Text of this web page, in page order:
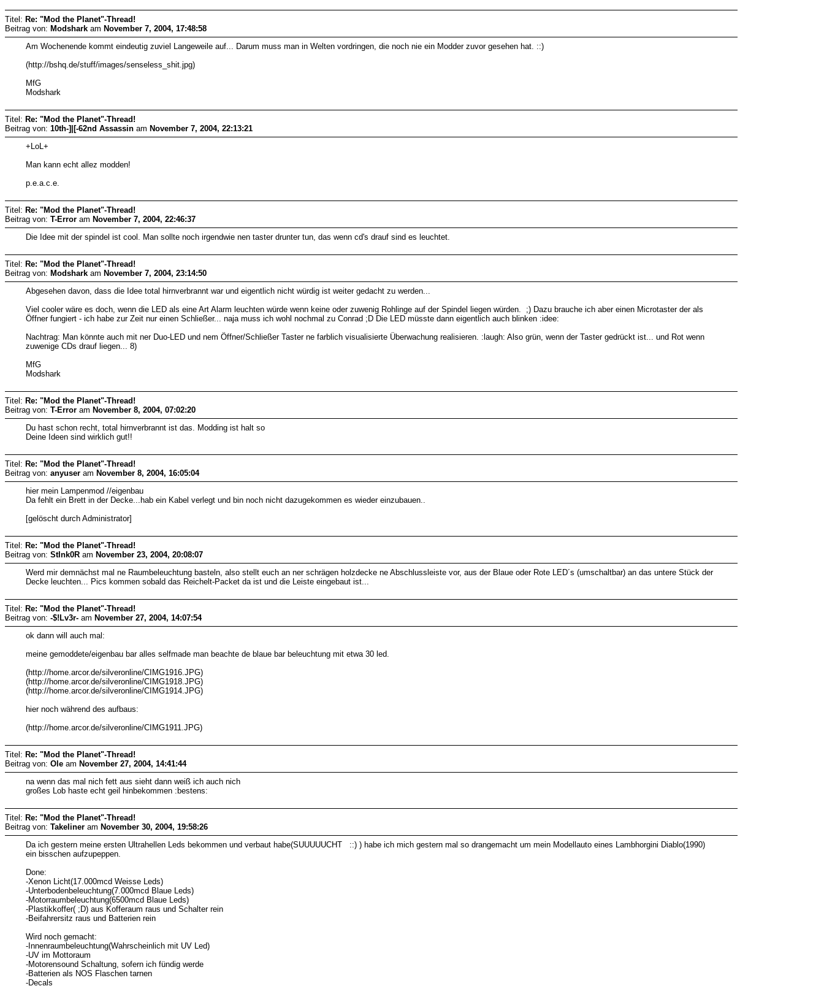
Titel: Re: "Mod the Planet"-Thread!
Beitrag von: Modshark am November 7, 2004, 17:48:58
Am Wochenende kommt eindeutig zuviel Langeweile auf... Darum muss man in Welten vordringen, die noch nie ein Modder zuvor gesehen hat. ::)
(http://bshq.de/stuff/images/senseless_shit.jpg)
MfG
Modshark
Titel: Re: "Mod the Planet"-Thread!
Beitrag von: 10th-]|[-62nd Assassin am November 7, 2004, 22:13:21
+LoL+
Man kann echt allez modden!
p.e.a.c.e.
Titel: Re: "Mod the Planet"-Thread!
Beitrag von: T-Error am November 7, 2004, 22:46:37
Die Idee mit der spindel ist cool. Man sollte noch irgendwie nen taster drunter tun, das wenn cd's drauf sind es leuchtet.
Titel: Re: "Mod the Planet"-Thread!
Beitrag von: Modshark am November 7, 2004, 23:14:50
Abgesehen davon, dass die Idee total hirnverbrannt war und eigentlich nicht würdig ist weiter gedacht zu werden...
Viel cooler wäre es doch, wenn die LED als eine Art Alarm leuchten würde wenn keine oder zuwenig Rohlinge auf der Spindel liegen würden. ;) Dazu brauche ich aber einen Microtaster der als
Öffner fungiert - ich habe zur Zeit nur einen Schließer... naja muss ich wohl nochmal zu Conrad ;D Die LED müsste dann eigentlich auch blinken :idee:
Nachtrag: Man könnte auch mit ner Duo-LED und nem Öffner/Schließer Taster ne farblich visualisierte Überwachung realisieren. :laugh: Also grün, wenn der Taster gedrückt ist... und Rot wenn
zuwenige CDs drauf liegen... 8)
MfG
Modshark
Titel: Re: "Mod the Planet"-Thread!
Beitrag von: T-Error am November 8, 2004, 07:02:20
Du hast schon recht, total hirnverbrannt ist das. Modding ist halt so
Deine Ideen sind wirklich gut!!
Titel: Re: "Mod the Planet"-Thread!
Beitrag von: anyuser am November 8, 2004, 16:05:04
hier mein Lampenmod //eigenbau
Da fehlt ein Brett in der Decke...hab ein Kabel verlegt und bin noch nicht dazugekommen es wieder einzubauen..
[gelöscht durch Administrator]
Titel: Re: "Mod the Planet"-Thread!
Beitrag von: StInk0R am November 23, 2004, 20:08:07
Werd mir demnächst mal ne Raumbeleuchtung basteln, also stellt euch an ner schrägen holzdecke ne Abschlussleiste vor, aus der Blaue oder Rote LED´s (umschaltbar) an das untere Stück der
Decke leuchten... Pics kommen sobald das Reichelt-Packet da ist und die Leiste eingebaut ist...
Titel: Re: "Mod the Planet"-Thread!
Beitrag von: -$!Lv3r- am November 27, 2004, 14:07:54
ok dann will auch mal:
meine gemoddete/eigenbau bar alles selfmade man beachte de blaue bar beleuchtung mit etwa 30 led.
(http://home.arcor.de/silveronline/CIMG1916.JPG)
(http://home.arcor.de/silveronline/CIMG1918.JPG)
(http://home.arcor.de/silveronline/CIMG1914.JPG)
hier noch während des aufbaus:
(http://home.arcor.de/silveronline/CIMG1911.JPG)
Titel: Re: "Mod the Planet"-Thread!
Beitrag von: Ole am November 27, 2004, 14:41:44
na wenn das mal nich fett aus sieht dann weiß ich auch nich
großes Lob haste echt geil hinbekommen :bestens:
Titel: Re: "Mod the Planet"-Thread!
Beitrag von: Takeliner am November 30, 2004, 19:58:26
Da ich gestern meine ersten Ultrahellen Leds bekommen und verbaut habe(SUUUUUCHT ::) ) habe ich mich gestern mal so drangemacht um mein Modellauto eines Lambhorgini Diablo(1990)
ein bisschen aufzupeppen.
Done:
-Xenon Licht(17.000mcd Weisse Leds)
-Unterbodenbeleuchtung(7.000mcd Blaue Leds)
-Motorraumbeleuchtung(6500mcd Blaue Leds)
-Plastikkoffer( ;D) aus Kofferaum raus und Schalter rein
-Beifahrersitz raus und Batterien rein
Wird noch gemacht:
-Innenraumbeleuchtung(Wahrscheinlich mit UV Led)
-UV im Mottoraum
-Motorensound Schaltung, sofern ich fündig werde
-Batterien als NOS Flaschen tarnen
-Decals